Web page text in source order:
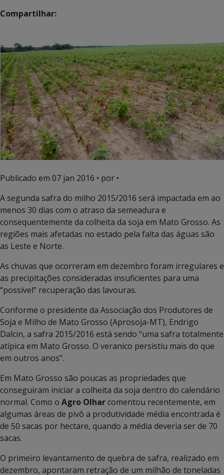
Compartilhar:
Publicado em 07 jan 2016 • por •
A segunda safra do milho 2015/2016 será impactada em ao
menos 30 dias com o atraso da semeadura e
consequentemente da colheita da soja em Mato Grosso. As
regiões mais afetadas no estado pela falta das águas são
as Leste e Norte.
As chuvas que ocorreram em dezembro foram irregulares e
as precipitações consideradas insuficientes para uma
“possível” recuperação das lavouras.
Conforme o presidente da Associação dos Produtores de
Soja e Milho de Mato Grosso (Aprosoja-MT), Endrigo
Dalcin, a safra 2015/2016 está sendo “uma safra totalmente
atípica em Mato Grosso. O veranico persistiu mais do que
em outros anos”.
Em Mato Grosso são poucas as propriedades que
conseguiram iniciar a colheita da soja dentro do calendário
normal. Como o Agro Olharcomentou recentemente, em
algumas áreas de pivô a produtividade média encontrada é
de 50 sacas por hectare, quando a média deveria ser de 70
sacas.
O primeiro levantamento de quebra de safra, realizado em
dezembro, apontaram retração de um milhão de toneladas